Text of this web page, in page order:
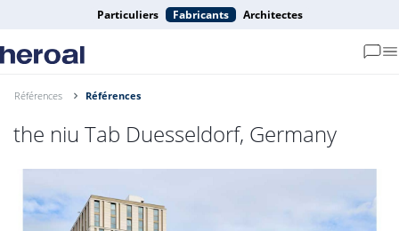
Particuliers Fabricants Architectes
Références Références
the niu Tab Duesseldorf, Germany